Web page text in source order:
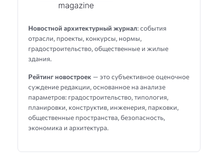
Новостной архитектурный журнал: события
отрасли, проекты, конкурсы, нормы,
градостроительство, общественные и жилые
здания.
Рейтинг новостроек — это субъективное оценочное
суждение редакции, основанное на анализе
параметров: градостроительство, типология,
планировки, конструктив, инженерия, парковки,
общественные пространства, безопасность,
экономика и архитектура.